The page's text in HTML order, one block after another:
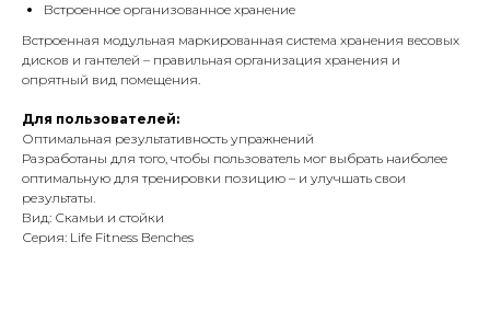
Встроенное организованное хранение
Встроенная модульная маркированная система хранения весовых
дисков и гантелей – правильная организация хранения и
опрятный вид помещения.
Для пользователей:
Оптимальная результативность упражнений
Разработаны для того, чтобы пользователь мог выбрать наиболее
оптимальную для тренировки позицию – и улучшать свои
результаты.
Вид: Скамьи и стойки
Серия: Life Fitness Benches